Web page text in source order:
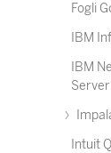
Fogli
IBM
IBM
Server
Intuit